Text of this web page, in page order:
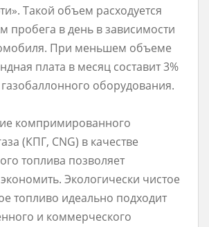
Такой объем расходуется
пробега в день в зависимости
При меньшем объеме
плата в месяц составит 3%
оборудования.
компримированного
(КПГ, CNG) в качестве
топлива позволяет
Экологически чистое
топливо идеально подходит
и коммерческого